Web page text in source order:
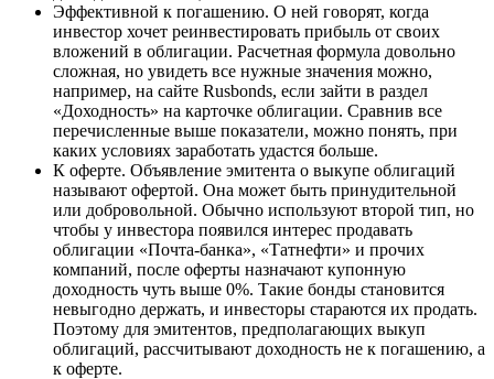
Эффективной к погашению. О ней говорят, когда
инвестор хочет реинвестировать прибыль от своих
вложений в облигации. Расчетная формула довольно
сложная, но увидеть все нужные значения можно,
например, на сайте Rusbonds, если зайти в раздел
«Доходность» на карточке облигации. Сравнив все
перечисленные выше показатели, можно понять, при
каких условиях заработать удастся больше.
К оферте. Объявление эмитента о выкупе облигаций
называют офертой. Она может быть принудительной
или добровольной. Обычно используют второй тип, но
чтобы у инвестора появился интерес продавать
облигации «Почта-банка», «Татнефти» и прочих
компаний, после оферты назначают купонную
доходность чуть выше 0%. Такие бонды становится
невыгодно держать, и инвесторы стараются их продать.
Поэтому для эмитентов, предполагающих выкуп
облигаций, рассчитывают доходность не к погашению, а
к оферте.